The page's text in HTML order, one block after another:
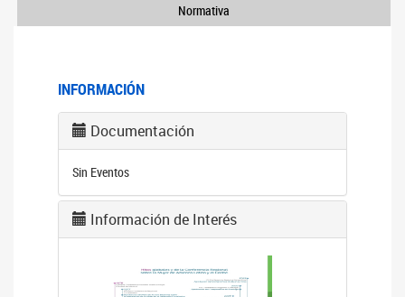
Normativa
INFORMACIÓN
Documentación
Sin Eventos
Información de Interés